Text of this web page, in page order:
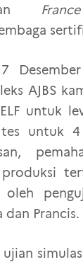
AJBS
untuk
untuk 4
oleh
dan Prancis.